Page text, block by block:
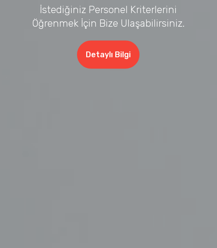
İstediğiniz Personel Kriterlerini
Öğrenmek İçin Bize Ulaşabilirsiniz.
Detaylı Bilgi